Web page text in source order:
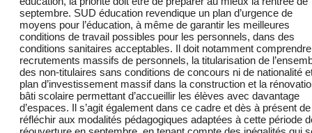
septembre. SUD éducation revendique un plan d’urgence de
moyens pour l’éducation, à même de garantir les meilleures
conditions de travail possibles pour les personnels, dans des
conditions sanitaires acceptables. Il doit notamment
recrutements massifs de personnels, la titularisation de
des non-titulaires sans conditions de concours ni de nationalité
plan d’investissement massif dans la construction et la
bâti scolaire permettant d’accueillir les élèves avec davantage
d’espaces. Il s’agit également dans ce cadre et dès à présent de
réfléchir aux modalités pédagogiques adaptées à cette période